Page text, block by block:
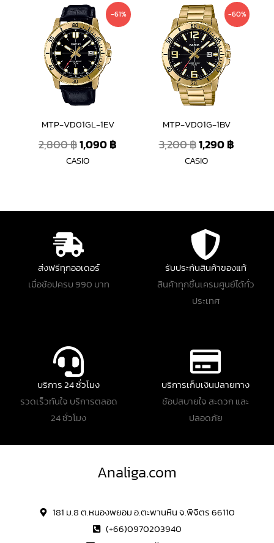
-61%
MTP-VD01GL-1EV
2,800฿
Original
price
was:
2,800 ฿.
1,090฿
Current
price
CASIO
-60%
MTP-VD01G-1BV
3,200฿
Original
price
was:
3,200 ฿.
1,290฿
Current
price
CASIO
ส่งฟรีทุกออเดอร์
เมื่อช้อปครบ 990 บาท
รับประกันสินค้าของแท้
สินค้าทุกชิ้นเครมศูนย์ได้ทั่ว
ประเทศ
บริการ 24 ชั่วโมง
รวดเร็วทันใจ บริการตลอด
24 ชั่วโมง
บริการเก็บเงินปลายทาง
ช้อปสบายใจ สะดวก และ
ปลอดภัย
Analiga.com
181 ม.8 ต.หนองพยอม อ.ตะพานหิน จ.พิจิตร 66110
(+66)0970203940